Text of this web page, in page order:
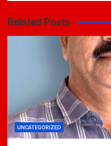
Related Posts
UNCATEGORIZED